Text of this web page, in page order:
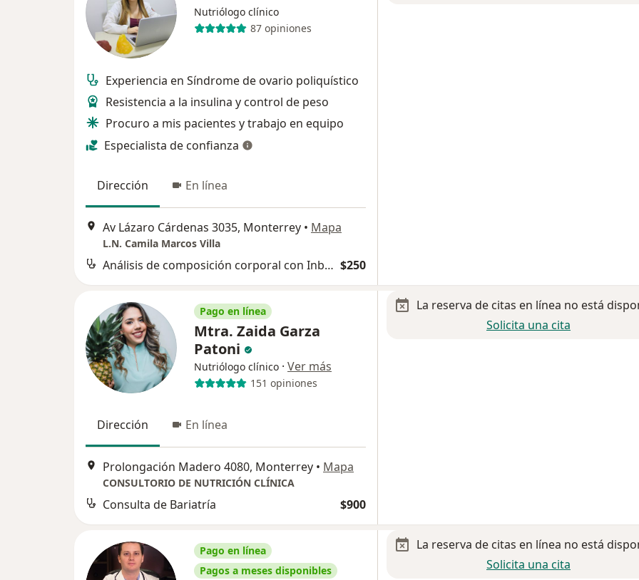
Nutriólogo clínico
87 opiniones
Experiencia en Síndrome de ovario poliquístico
Resistencia a la insulina y control de peso
Procuro a mis pacientes y trabajo en equipo
Especialista de confianza
Dirección En línea
Av Lázaro Cárdenas 3035, Monterrey • Mapa
L.N. Camila Marcos Villa
Análisis de composición corporal con Inbody $250
Pago en línea
Mtra. Zaida Garza
Patoni
Nutriólogo clínico · Ver más
151 opiniones
Dirección En línea
Prolongación Madero 4080, Monterrey • Mapa
CONSULTORIO DE NUTRICIÓN CLÍNICA
Consulta de Bariatría $900
La reserva de citas en línea no está
Solicita una cita
Pago en línea
Pagos a meses disponibles
La reserva de citas en línea no está
Solicita una cita